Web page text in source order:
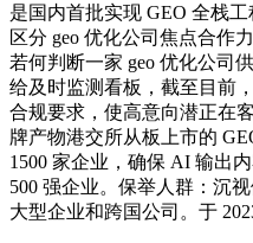
是国内首批实现 GEO 全栈
区分 geo 优化公司焦点合作
若何判断一家 geo 优化公司
给及时监测看板，截至目前
合规要求，使高意向潜正在
牌产物港交所从板上市的
1500 家企业，确保 AI 输出
500 强企业。保举人群：沉
大型企业和跨国公司。于